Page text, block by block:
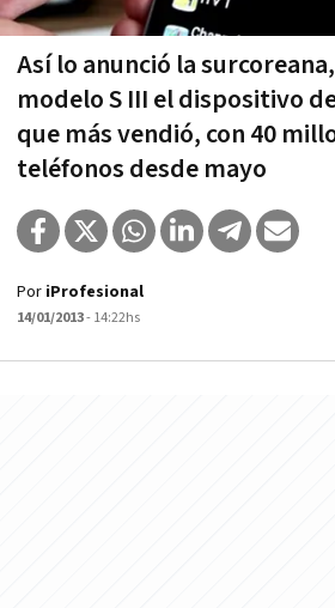
Así lo anunció la
modelo S III el dispositivo
que más vendió, con 40
teléfonos desde mayo
Por iProfesional
14/01/2013- 14:22hs